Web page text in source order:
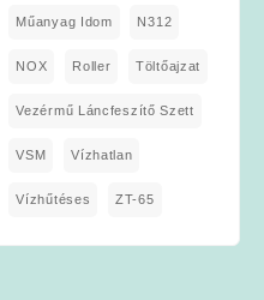
Műanyag Idom N312
NOX Roller Töltőajzat
Vezérmű Láncfeszítő Szett
VSM Vízhatlan
Vízhűtéses ZT-65